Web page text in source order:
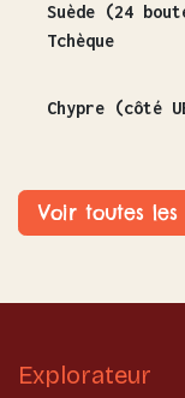
Suède (24
Tchèque
Chypre (côté
Voir toutes
Explorateur